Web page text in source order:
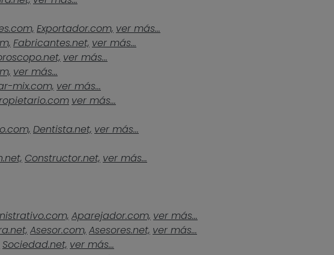
Exportador.com, ver más...
Fabricantes.net, ver más...
ver más...
ver más...
mix.com, ver más...
ver más...
Dentista.net, ver más...
Constructor.net, ver más...
Aparejador.com, ver más...
Asesor.com, Asesores.net, ver más...
Sociedad.net, ver más...